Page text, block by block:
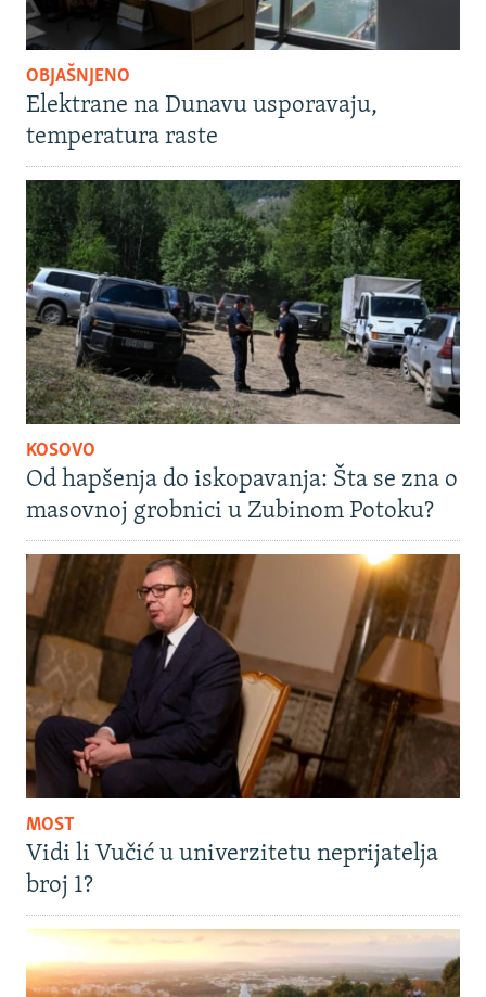
OBJAŠNJENO
Elektrane na Dunavu usporavaju,
temperatura raste
KOSOVO
Od hapšenja do iskopavanja: Šta se zna o
masovnoj grobnici u Zubinom Potoku?
MOST
Vidi li Vučić u univerzitetu neprijatelja
broj 1?